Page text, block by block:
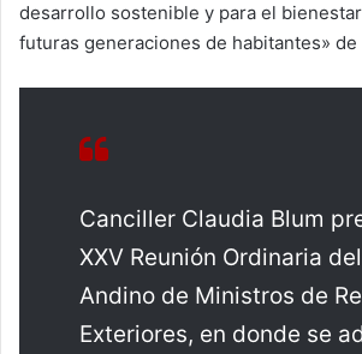
desarrollo sostenible y para el
futuras generaciones de habitantes» de
Canciller Claudia Blum
XXV Reunión Ordinaria
Andino de Ministros de
Exteriores, en donde se